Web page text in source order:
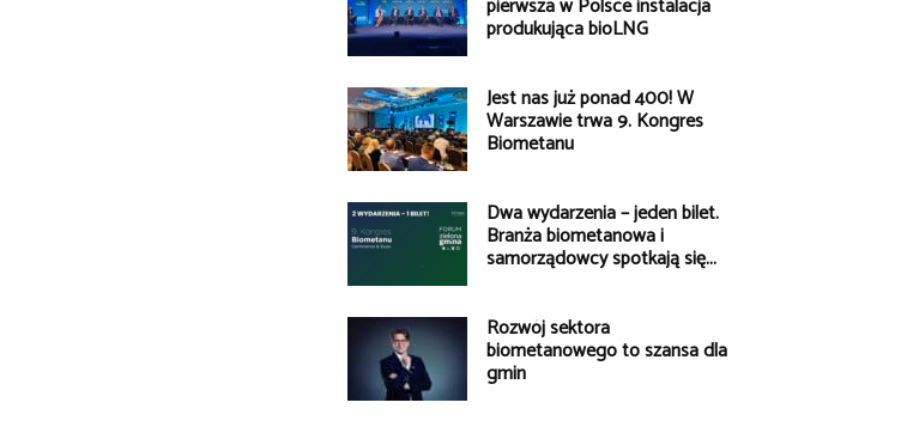
pierwsza w Polsce instalacja
produkująca bioLNG
Jest nas już ponad 400! W
Warszawie trwa 9. Kongres
Biometanu
Dwa wydarzenia – jeden bilet.
Branża biometanowa i
samorządowcy spotkają się...
Rozwój sektora
biometanowego to szansa dla
gmin